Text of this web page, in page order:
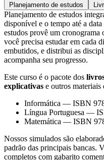
Planejamento de estudos
Planejamento de estudos
disponível e o tempo até a
estudos provê um cronograma
você precisa estudar em cada
embutidos, e distribui as
acompanha seu progresso.
Este curso é o pacote dos
explicativas e outros
Informática — ISBN
Língua Portuguesa —
Matemática — ISBN
Nossos simulados são
padrão das principais bancas.
completos com gabarito